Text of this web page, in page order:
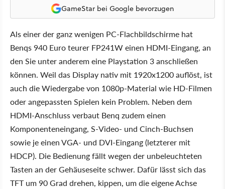
GameStar bei Google bevorzugen
Als einer der ganz wenigen PC-Flachbildschirme hat
Benqs 940 Euro teurer FP241W einen HDMI-Eingang, an
den Sie unter anderem eine Playstation 3 anschließen
können. Weil das Display nativ mit 1920x1200 auflöst, ist
auch die Wiedergabe von 1080p-Material wie HD-Filmen
oder angepassten Spielen kein Problem. Neben dem
HDMI-Anschluss verbaut Benq zudem einen
Komponenteneingang, S-Video- und Cinch-Buchsen
sowie je einen VGA- und DVI-Eingang (letzterer mit
HDCP). Die Bedienung fällt wegen der unbeleuchteten
Tasten an der Gehäuseseite schwer. Dafür lässt sich das
TFT um 90 Grad drehen, kippen, um die eigene Achse